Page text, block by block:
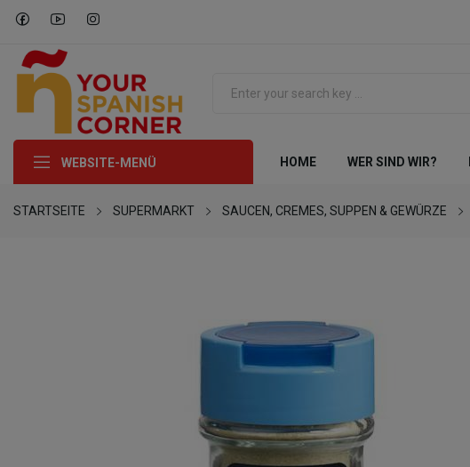
WEBSITE-MENÜ HOME WER SIND WIR?
STARTSEITE SUPERMARKT SAUCEN, CREMES, SUPPEN & GEWÜRZE